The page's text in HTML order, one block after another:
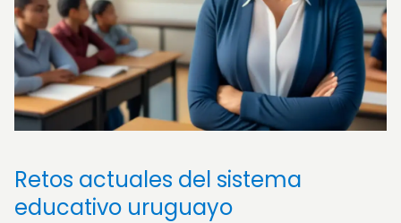
Retos actuales del sistema
educativo uruguayo